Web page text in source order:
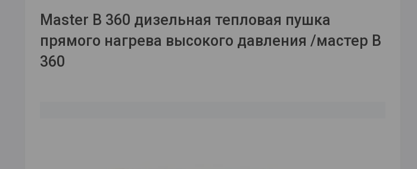
Master B 360 дизельная тепловая пушка
прямого нагрева высокого давления /мастер B
360